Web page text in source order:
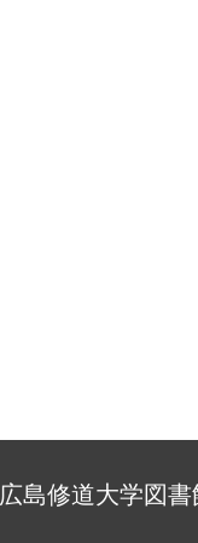
広島修道大学図